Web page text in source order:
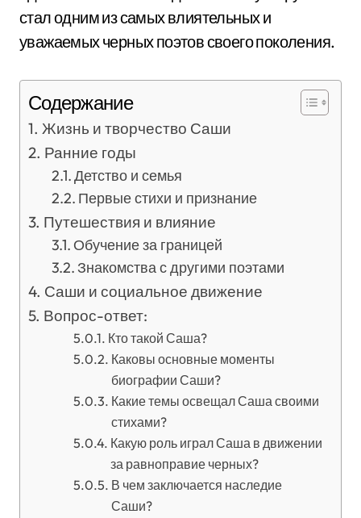
стал одним из самых влиятельных и
уважаемых черных поэтов своего поколения.
Содержание
Жизнь и творчество Саши
Ранние годы
Детство и семья
Первые стихи и признание
Путешествия и влияние
Обучение за границей
Знакомства с другими поэтами
Саши и социальное движение
Вопрос-ответ:
Кто такой Саша?
Каковы основные моменты
биографии Саши?
Какие темы освещал Саша своими
стихами?
Какую роль играл Саша в движении
за равноправие черных?
В чем заключается наследие
Саши?